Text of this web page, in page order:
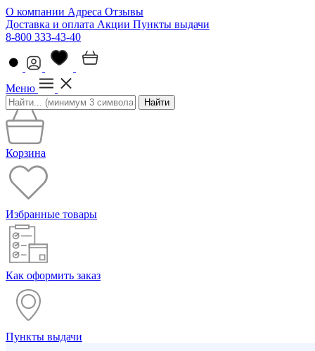
О компании Адреса Отзывы
Доставка и оплата Акции Пункты выдачи
8-800 333-43-40
Меню
Найти
Корзина
Избранные товары
Как оформить заказ
Пункты выдачи